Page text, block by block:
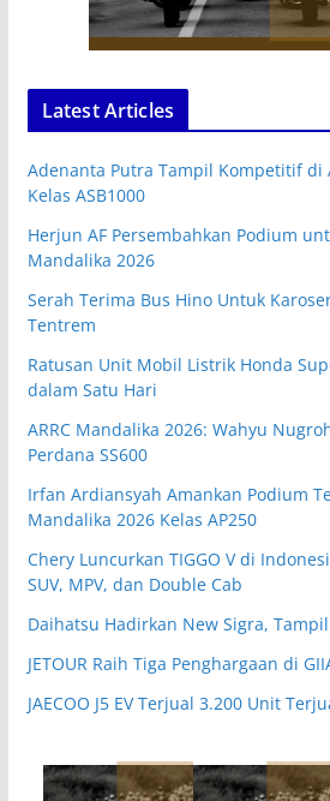
Latest Articles
Adenanta Putra Tampil Kompetitif di
Kelas ASB1000
Herjun AF Persembahkan Podium
Mandalika 2026
Serah Terima Bus Hino Untuk
Tentrem
Ratusan Unit Mobil Listrik Honda
dalam Satu Hari
ARRC Mandalika 2026: Wahyu
Perdana SS600
Irfan Ardiansyah Amankan Podium
Mandalika 2026 Kelas AP250
Chery Luncurkan TIGGO V di
SUV, MPV, dan Double Cab
Daihatsu Hadirkan New Sigra,
JETOUR Raih Tiga Penghargaan di
JAECOO J5 EV Terjual 3.200 Unit